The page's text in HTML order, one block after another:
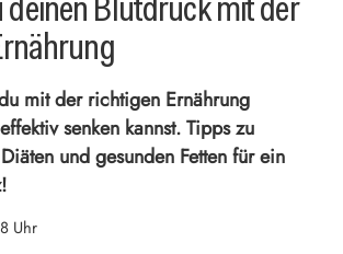
mit der richtigen Ernährung
senken kannst. Tipps zu
und gesunden Fetten für ein
Uhr